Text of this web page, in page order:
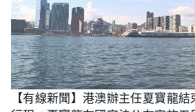
U
n
m
L
o
a
d
【有線新聞】港澳辦主任夏寶龍